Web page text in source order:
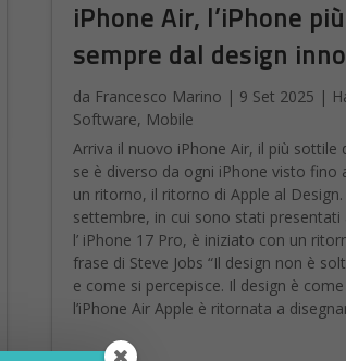
iPhone Air, l’iPhone
sempre dal design
da Francesco Marino | 9 Set 2025 |
Software, Mobile
Arriva il nuovo iPhone Air, il più sottile
se è diverso da ogni iPhone visto fino
un ritorno, il ritorno di Apple al Design.
settembre, in cui sono stati presentati
l’ iPhone 17 Pro, è iniziato con un
frase di Steve Jobs “Il design non è
e come si percepisce. Il design è
l’iPhone Air Apple è ritornata a